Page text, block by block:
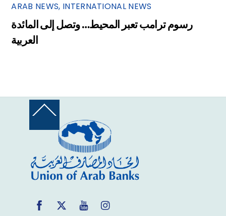
ARAB NEWS, INTERNATIONAL NEWS
رسوم ترامب تعبر المحيط… وتصل إلى المائدة
العربية
Back
Top
FacebookTwitter YouTube